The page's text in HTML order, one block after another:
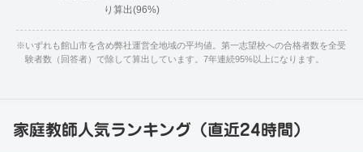
り算出(96%)
※いずれも館山市を含め弊社運営全地域の平均値。第一志望校への合格者数を全受
験者数（回答者）で除して算出しています。7年連続95%以上になります。
家庭教師人気ランキング（直近24時間）